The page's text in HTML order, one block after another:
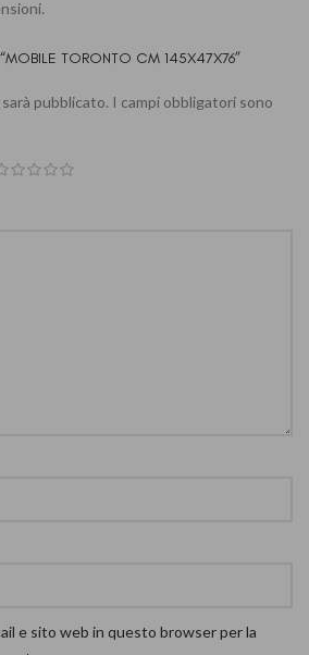
TORONTO CM 145X47X76”
pubblicato. I campi obbligatori sono
e sito web in questo browser per la